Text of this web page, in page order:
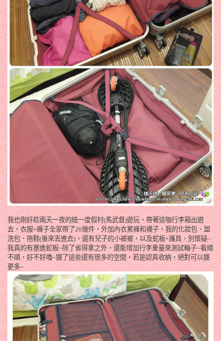
我也剛好趁兩天一夜的統一度假村(馬武督)遊玩，帶著這咖行李箱出遊
去，衣服+褲子全家帶了20幾件，外加內衣累褲和襪子，我的化妝包、盥
洗包、拖鞋(後來丟進去)，還有兒子的小被被，以及蛇板+護具，別懷疑~
我真的有塞進蛇板~除了省得拿之外，還能增加行李重量來測試輪子~看順
不順，好不好嚕~擺了這些還有很多的空間，若是認真收納，絕對可以擺
更多~